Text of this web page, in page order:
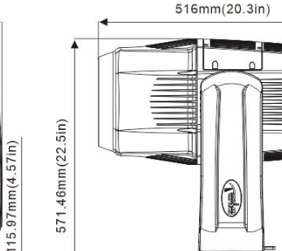
7个内置程序可供
通过DMX数据线
显示灯具和光源
3种通道模式:24/
高温自动保护
控制
输入信号隔离保
RDM协议
电源：AC200-
整灯功率：400W
尺寸重量
产品尺寸：